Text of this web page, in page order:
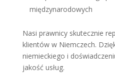
międzynarodowych
Nasi prawnicy skutecznie
klientów w Niemczech.
niemieckiego i
jakość usług.